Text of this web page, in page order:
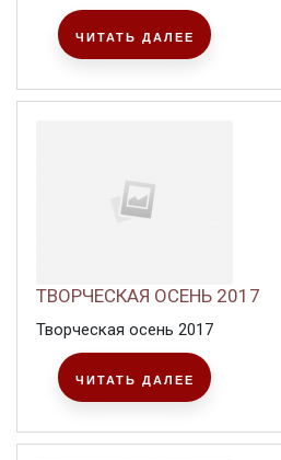
ЧИТАТЬ ДАЛЕЕ
ТВОРЧЕСКАЯ ОСЕНЬ 2017
Творческая осень 2017
ЧИТАТЬ ДАЛЕЕ